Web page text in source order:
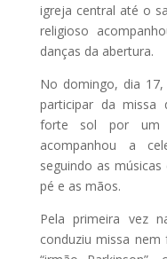
igreja central até o
religioso
danças da abertura.
No domingo, dia
participar da missa
forte sol por um
acompanhou a
seguindo as
pé e as mãos.
Pela primeira vez
conduziu missa